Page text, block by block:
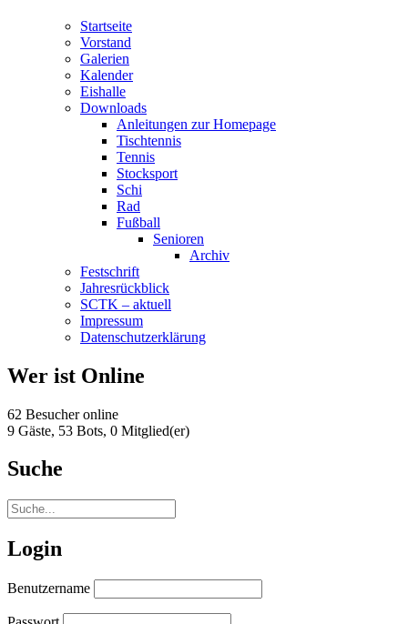
Startseite
Vorstand
Galerien
Kalender
Eishalle
Downloads
Anleitungen zur Homepage
Tischtennis
Tennis
Stocksport
Schi
Rad
Fußball
Senioren
Archiv
Festschrift
Jahresrückblick
SCTK – aktuell
Impressum
Datenschutzerklärung
Wer ist Online
62 Besucher online
9 Gäste, 53 Bots, 0 Mitglied(er)
Suche
Login
Benutzername